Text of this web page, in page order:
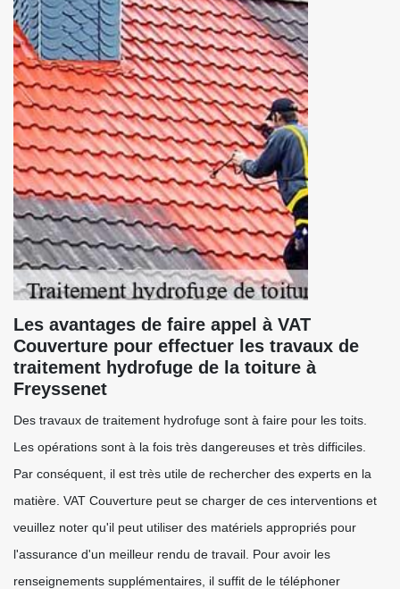
Les avantages de faire appel à VAT
Couverture pour effectuer les travaux de
traitement hydrofuge de la toiture à
Freyssenet
Des travaux de traitement hydrofuge sont à faire pour les toits.
Les opérations sont à la fois très dangereuses et très difficiles.
Par conséquent, il est très utile de rechercher des experts en la
matière. VAT Couverture peut se charger de ces interventions et
veuillez noter qu'il peut utiliser des matériels appropriés pour
l'assurance d'un meilleur rendu de travail. Pour avoir les
renseignements supplémentaires, il suffit de le téléphoner